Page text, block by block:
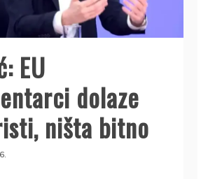
EU
dolaze
ništa bitno